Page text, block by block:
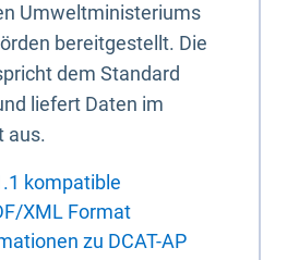
Umweltministeriums
bereitgestellt. Die
dem Standard
liefert Daten im
aus.
kompatible
XML Format
zu DCAT-AP